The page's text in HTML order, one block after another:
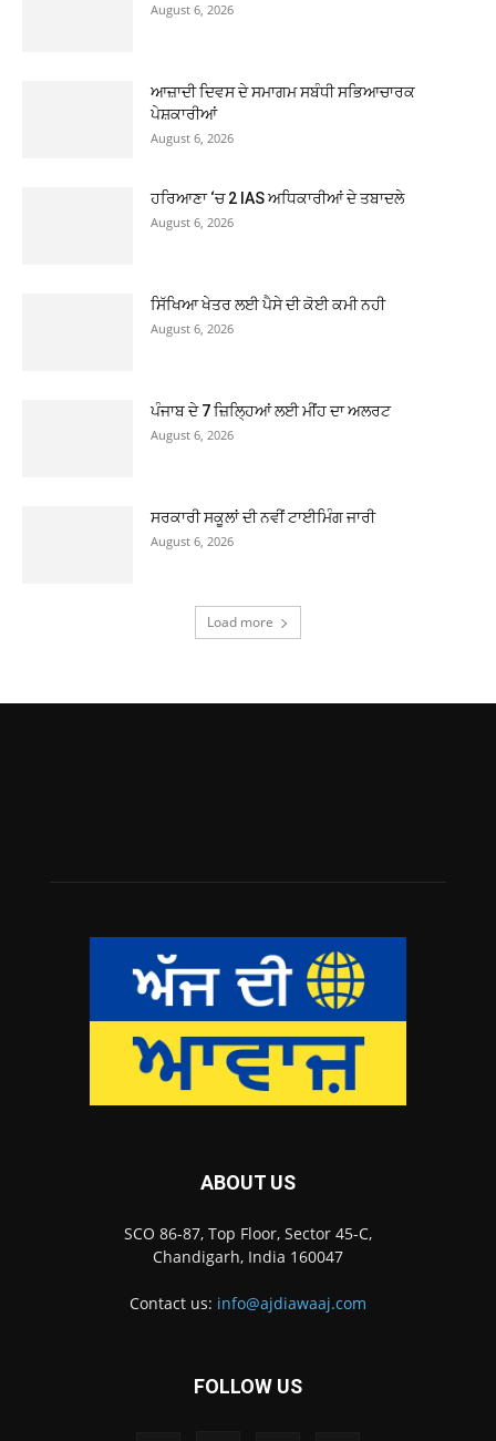
August 6, 2026
ਆਜ਼ਾਦੀ ਦਿਵਸ ਦੇ ਸਮਾਗਮ ਸਬੰਧੀ ਸਭਿਆਚਾਰਕ
ਪੇਸ਼ਕਾਰੀਆਂ
August 6, 2026
ਹਰਿਆਣਾ ‘ਚ 2 IAS ਅਧਿਕਾਰੀਆਂ ਦੇ ਤਬਾਦਲੇ
August 6, 2026
ਸਿੱਖਿਆ ਖੇਤਰ ਲਈ ਪੈਸੇ ਦੀ ਕੋਈ ਕਮੀ ਨਹੀ
August 6, 2026
ਪੰਜਾਬ ਦੇ 7 ਜ਼ਿਲ੍ਹਿਆਂ ਲਈ ਮੀਂਹ ਦਾ ਅਲਰਟ
August 6, 2026
ਸਰਕਾਰੀ ਸਕੂਲਾਂ ਦੀ ਨਵੀਂ ਟਾਈਮਿੰਗ ਜਾਰੀ
August 6, 2026
Load more
ABOUT US
SCO 86-87, Top Floor, Sector 45-C,
Chandigarh, India 160047
Contact us: info@ajdiawaaj.com
FOLLOW US